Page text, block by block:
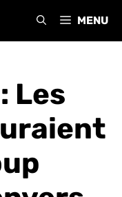
MENU
Les